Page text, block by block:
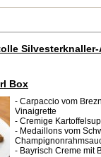
Box
- Carpaccio vom
Vinaigrette
- Cremige
- Medaillons vom
- Bayrisch Creme mit